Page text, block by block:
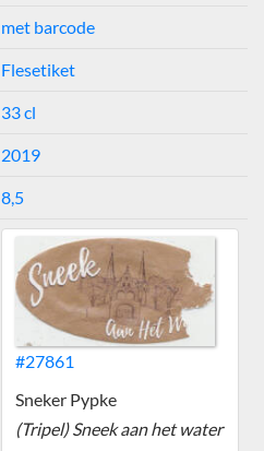
met barcode
Flesetiket
33 cl
2019
8,5
#27861
Sneker Pypke
(Tripel) Sneek aan het water